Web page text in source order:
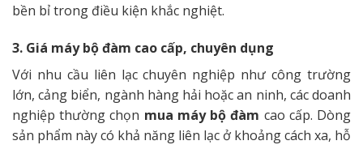
bền bỉ trong điều kiện khắc nghiệt.
3. Giá máy bộ đàm cao cấp, chuyên dụng
Với nhu cầu liên lạc chuyên nghiệp như công trường
lớn, cảng biển, ngành hàng hải hoặc an ninh, các doanh
nghiệp thường chọn mua máy bộ đàm cao cấp. Dòng
sản phẩm này có khả năng liên lạc ở khoảng cách xa, hỗ